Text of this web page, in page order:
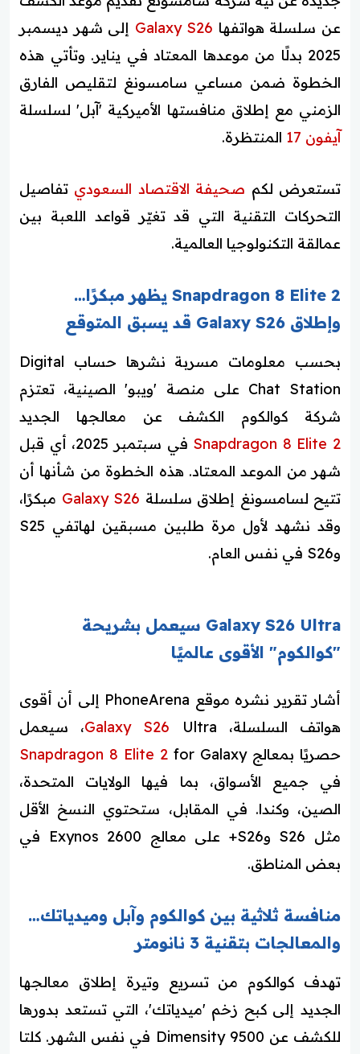
عن سلسلة هواتفها Galaxy S26 إلى شهر ديسمبر
2025 بدلًا من موعدها المعتاد في يناير. وتأتي هذه
الخطوة ضمن مساعي سامسونغ لتقليص الفارق
الزمني مع إطلاق منافستها الأميركية 'آبل' لسلسلة
آيفون 17
المنتظرة.
تستعرض لكم صحيفة الاقتصاد السعودي تفاصيل
التحركات التقنية التي قد تغيّر قواعد اللعبة بين
عمالقة التكنولوجيا العالمية.
Snapdragon 8 Elite 2 يظهر مبكرًا…
وإطلاق Galaxy S26 قد يسبق المتوقع
بحسب معلومات مسربة نشرها حساب Digital
Chat Station على منصة 'ويبو' الصينية، تعتزم
شركة كوالكوم الكشف عن معالجها الجديد
Snapdragon 8 Elite 2
في سبتمبر 2025، أي قبل
شهر من الموعد المعتاد. هذه الخطوة من شأنها أن
تتيح لسامسونغ إطلاق سلسلة Galaxy S26 مبكرًا،
وقد نشهد لأول مرة طلبين مسبقين لهاتفي S25
وS26 في نفس العام.
Galaxy S26 Ultra سيعمل بشريحة
"كوالكوم" الأقوى عالميًا
أشار تقرير نشره موقع PhoneArena إلى أن أقوى
هواتف السلسلة،
Galaxy S26Ultra، سيعمل
حصريًا بمعالج
Snapdragon 8 Elite 2 for Galaxy
في جميع الأسواق، بما فيها الولايات المتحدة،
الصين، وكندا. في المقابل، ستحتوي النسخ الأقل
مثل S26 وS26+ على معالج Exynos 2600 في
بعض المناطق.
منافسة ثلاثية بين كوالكوم وآبل وميدياتك…
والمعالجات بتقنية 3 نانومتر
تهدف كوالكوم من تسريع وتيرة إطلاق معالجها
الجديد إلى كبح زخم 'ميدياتك'، التي تستعد بدورها
للكشف عن Dimensity 9500 في نفس الشهر. كلتا